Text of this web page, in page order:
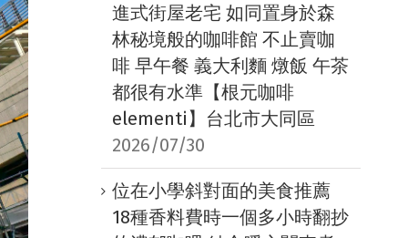
進式街屋老宅 如同置身於森
林秘境般的咖啡館 不止賣咖
啡 早午餐 義大利麵 燉飯 午茶
都很有水準【根元咖啡
elementi】台北市大同區
2026/07/30
位在小學斜對面的美食推薦
18種香料費時一個多小時翻抄